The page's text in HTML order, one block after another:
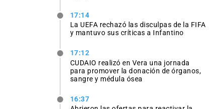
17:14
La UEFA rechazó las disculpas de la FIFA
y mantuvo sus críticas a Infantino
17:12
CUDAIO realizó en Vera una jornada
para promover la donación de órganos,
sangre y médula ósea
16:37